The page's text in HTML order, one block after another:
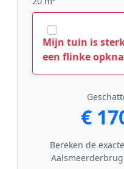
Mijn tuin is
een flinke
€
Bereken de